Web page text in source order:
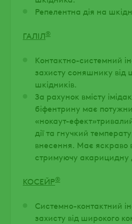
Репелентна дія на
ГАЛІЛ®
Контактно-системний
захисту соняшнику від
шкідників.
За рахунок вмісту
біфентрину має
«нокаут-
дії та гнучкий
внесення. Має яскраво
стримуючу акарицидну
КОСЕЙР®
Системно-контактний
захисту від широкого